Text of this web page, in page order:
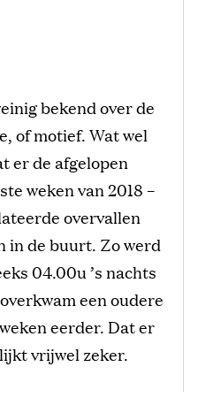
bekend over de
of motief. Wat wel
er de afgelopen
weken van 2018 –
overvallen
in de buurt. Zo werd
04.00u ’s nachts
een oudere
eerder. Dat er
vrijwel zeker.